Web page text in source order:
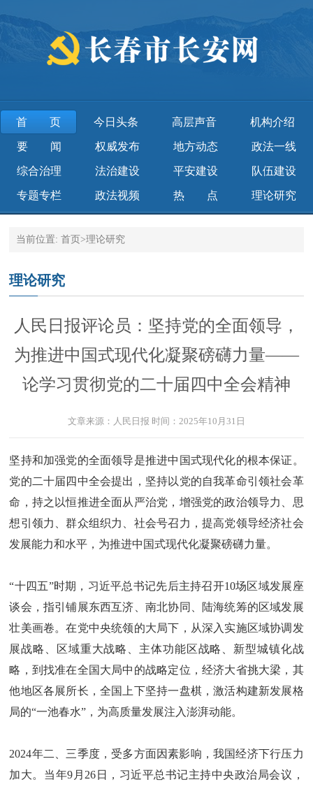
首页 今日头条 高层声音 机构介绍
要 闻 权威发布 地方动态 政法一线
综合治理 法治建设 平安建设 队伍建设
专题专栏 政法视频 热 点 理论研究
当前位置:首页>理论研究
理论研究
人民日报评论员：坚持党的全面领导，
为推进中国式现代化凝聚磅礴力量——
论学习贯彻党的二十届四中全会精神
文章来源： 人民日报 时间： 2025年10月31日
坚持和加强党的全面领导是推进中国式现代化的根本保证。
党的二十届四中全会提出，坚持以党的自我革命引领社会革
命，持之以恒推进全面从严治党，增强党的政治领导力、思
想引领力、群众组织力、社会号召力，提高党领导经济社会
发展能力和水平，为推进中国式现代化凝聚磅礴力量。
“十四五”时期，习近平总书记先后主持召开10场区域发展座
谈会，指引铺展东西互济、南北协同、陆海统筹的区域发展
壮美画卷。在党中央统领的大局下，从深入实施区域协调发
展战略、区域重大战略、主体功能区战略、新型城镇化战
略，到找准在全国大局中的战略定位，经济大省挑大梁，其
他地区各展所长，全国上下坚持一盘棋，激活构建新发展格
局的“一池春水”，为高质量发展注入澎湃动能。
2024年二、三季度，受多方面因素影响，我国经济下行压力
加大。当年9月26日，习近平总书记主持中央政治局会议，